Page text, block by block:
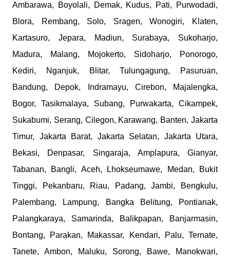
Ambarawa, Boyolali, Demak, Kudus, Pati, Purwodadi,
Blora, Rembang, Solo, Sragen, Wonogiri, Klaten,
Kartasuro, Jepara, Madiun, Surabaya, Sukoharjo,
Madura, Malang, Mojokerto, Sidoharjo, Ponorogo,
Kediri, Nganjuk, Blitar, Tulungagung, Pasuruan,
Bandung, Depok, Indramayu, Cirebon, Majalengka,
Bogor, Tasikmalaya, Subang, Purwakarta, Cikampek,
Sukabumi, Serang, Cilegon, Karawang, Banten, Jakarta
Timur, Jakarta Barat, Jakarta Selatan, Jakarta Utara,
Bekasi, Denpasar, Singaraja, Amplapura, Gianyar,
Tabanan, Bangli, Aceh, Lhokseumawe, Medan, Bukit
Tinggi, Pekanbaru, Riau, Padang, Jambi, Bengkulu,
Palembang, Lampung, Bangka Belitung, Pontianak,
Palangkaraya, Samarinda, Balikpapan, Banjarmasin,
Bontang, Parakan, Makassar, Kendari, Palu, Ternate,
Tanete, Ambon, Maluku, Sorong, Bawe, Manokwari,